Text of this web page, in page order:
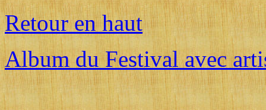
Retour en haut
Album du Festival avec